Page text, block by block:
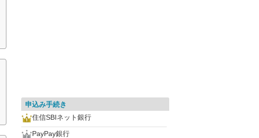
申込み手続き
住信SBIネット銀行
PayPay銀行